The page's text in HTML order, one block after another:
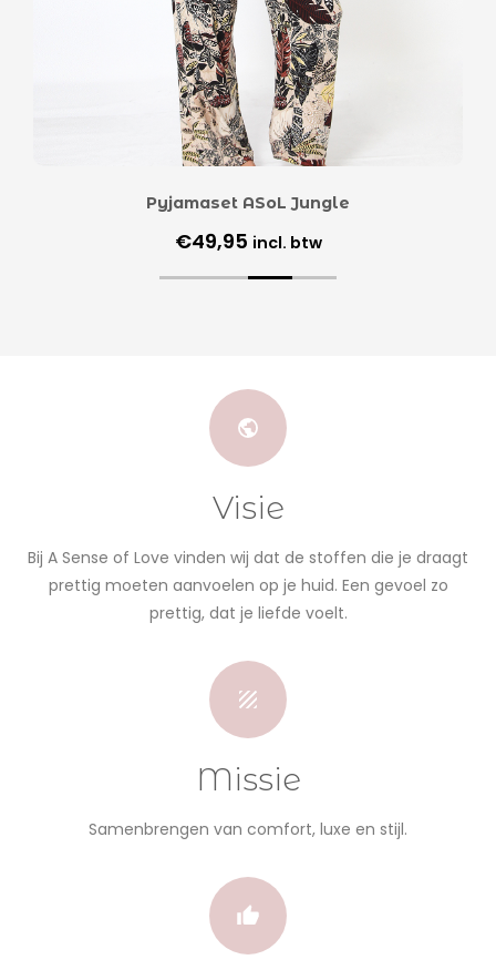
Pyjamaset ASoL Jungle
€49,95 incl. btw
Visie
Bij A Sense of Love vinden wij dat de stoffen die je draagt
prettig moeten aanvoelen op je huid. Een gevoel zo
prettig, dat je liefde voelt.
Missie
Samenbrengen van comfort, luxe en stijl.